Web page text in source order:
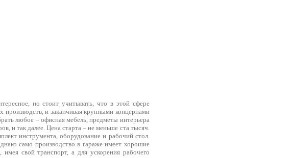
но стоит учитывать, что в этой сфере
производств, и заканчивая крупными концернами
любое – офисная мебель, предметы интерьера
и так далее. Цена старта – не меньше ста тысяч.
инструмента, оборудование и рабочий стол.
само производство в гараже имеет хорошие
имея свой транспорт, а для ускорения рабочего